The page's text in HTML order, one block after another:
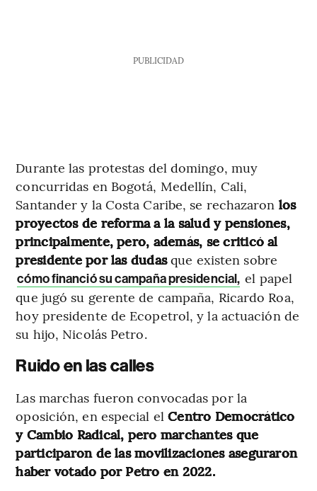
PUBLICIDAD
Durante las protestas del domingo, muy
concurridas en Bogotá, Medellín, Cali,
Santander y la Costa Caribe, se rechazaron los
proyectos de reforma a la salud y pensiones,
principalmente, pero, además, se criticó al
presidente por las dudasque existen sobre
cómo financió su campaña presidencial, el papel
que jugó su gerente de campaña, Ricardo Roa,
hoy presidente de Ecopetrol, y la actuación de
su hijo, Nicolás Petro.
Ruido en las calles
Las marchas fueron convocadas por la
oposición, en especial elCentro Democrático
y Cambio Radical, pero marchantes que
participaron de las movilizaciones aseguraron
haber votado por Petro en 2022.